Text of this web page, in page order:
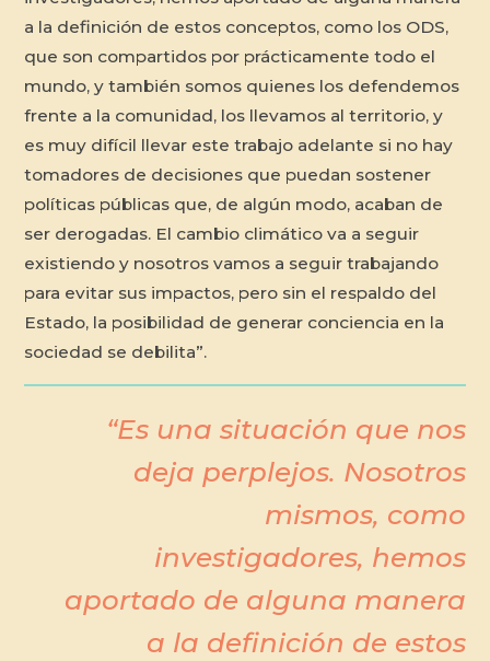
a la definición de estos conceptos, como los ODS,
que son compartidos por prácticamente todo el
mundo, y también somos quienes los defendemos
frente a la comunidad, los llevamos al territorio, y
es muy difícil llevar este trabajo adelante si no hay
tomadores de decisiones que puedan sostener
políticas públicas que, de algún modo, acaban de
ser derogadas. El cambio climático va a seguir
existiendo y nosotros vamos a seguir trabajando
para evitar sus impactos, pero sin el respaldo del
Estado, la posibilidad de generar conciencia en la
sociedad se debilita”.
“Es una situación que nos
deja perplejos. Nosotros
mismos, como
investigadores, hemos
aportado de alguna manera
a la definición de estos